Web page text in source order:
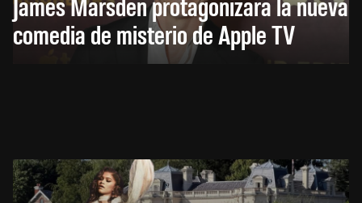
comedia de misterio de Apple TV